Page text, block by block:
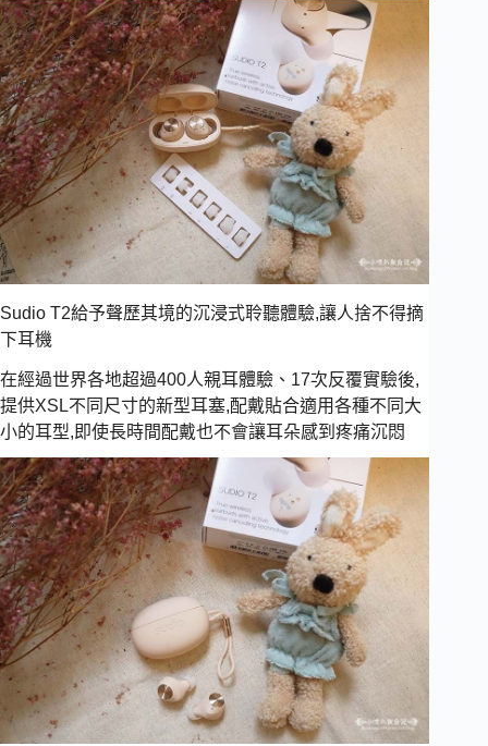
Sudio T2給予聲歷其境的沉浸式聆聽體驗,讓人捨不得摘
下耳機
在經過世界各地超過400人親耳體驗、17次反覆實驗後,
提供XSL不同尺寸的新型耳塞,配戴貼合適用各種不同大
小的耳型,即使長時間配戴也不會讓耳朵感到疼痛沉悶